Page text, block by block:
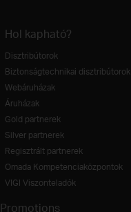
Hol kapható?
Disztribútorok
Biztonságtechnikai disztribútorok
Webáruházak
Áruházak
Gold partnerek
Silver partnerek
Regisztrált partnerek
Omada Kompetenciaközpontok
VIGI Viszonteladók
Promotions